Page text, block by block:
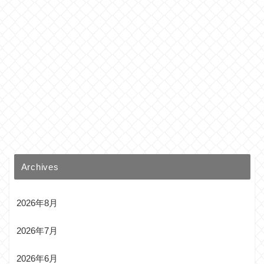
Archives
2026年8月
2026年7月
2026年6月